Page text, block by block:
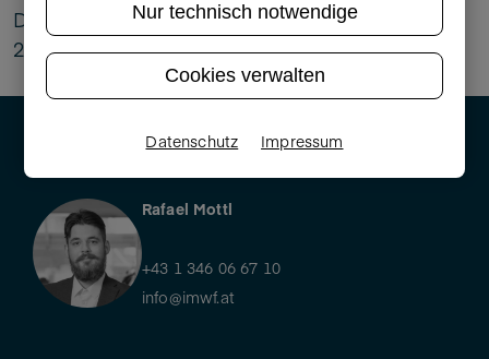
Deadline für die Regsitrierung ist der 22. Juni
2026. Die Befragung läuft bis 30. Juni.
Rafael Mottl
+43 1 346 06 67 10​
info@imwf.at
Nur technisch notwendige
Cookies verwalten
Datenschutz Impressum